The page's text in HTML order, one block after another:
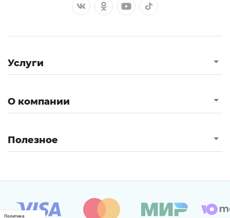
Услуги
О компании
Полезное
Политика